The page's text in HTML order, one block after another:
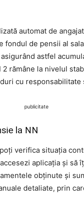
automat de
de pensii al
astfel
rămâne la nivelul
cu responsabilitate
publicitate
la NN
verifica situația
aplicația și
obținute și
detaliate, prin